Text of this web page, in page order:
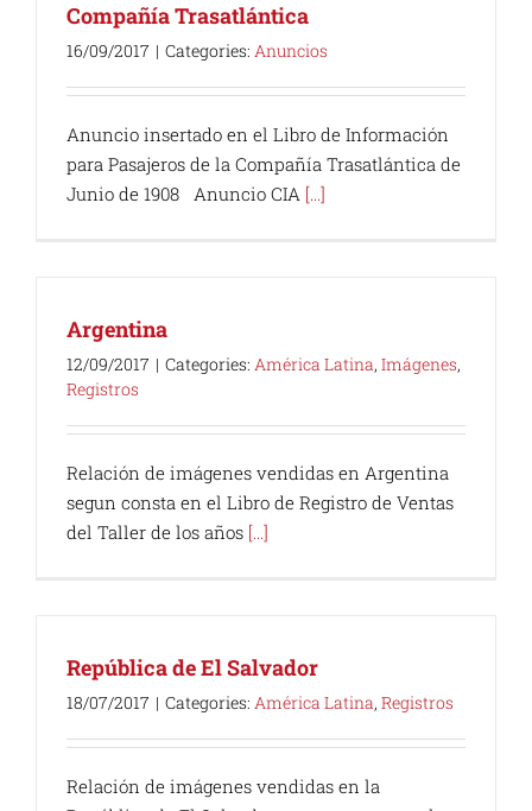
Compañía Trasatlántica
16/09/2017 | Categories: Anuncios
Anuncio insertado en el Libro de Información
para Pasajeros de la Compañía Trasatlántica de
Junio de 1908 Anuncio CIA [...]
Argentina
12/09/2017 | Categories: América Latina, Imágenes,
Registros
Relación de imágenes vendidas en Argentina
segun consta en el Libro de Registro de Ventas
del Taller de los años [...]
República de El Salvador
18/07/2017 | Categories: América Latina, Registros
Relación de imágenes vendidas en la